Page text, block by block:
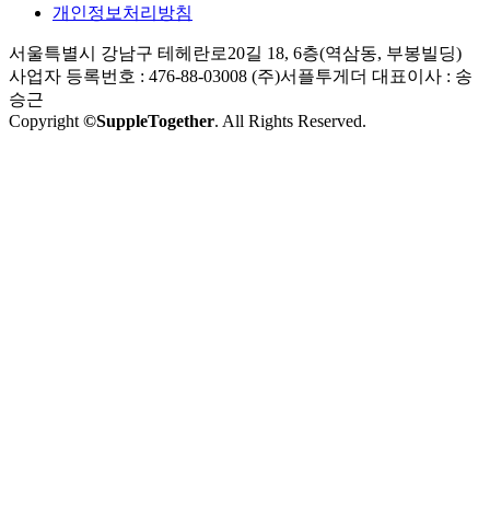
개인정보처리방침
서울특별시 강남구 테헤란로20길 18, 6층(역삼동, 부봉빌딩)
사업자 등록번호 : 476-88-03008 (주)서플투게더 대표이사 : 송
승근
Copyright ©SuppleTogether. All Rights Reserved.